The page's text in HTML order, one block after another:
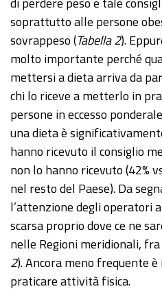
soprattutto alle persone
sovrappeso (Tabella 2).
molto importante perché
mettersi a dieta arriva da
chi lo riceve a metterlo in
persone in eccesso
una dieta è
hanno ricevuto il consiglio
non lo hanno ricevuto (42%
nel resto del Paese). Da
l’attenzione degli operatori
scarsa proprio dove ce ne
nelle Regioni meridionali, fra
2). Ancora meno frequente
praticare attività fisica.